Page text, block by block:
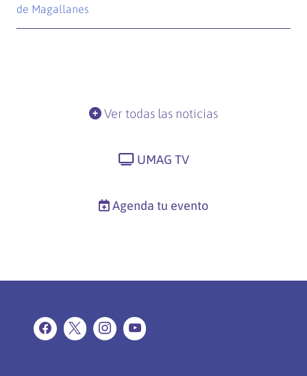
de Magallanes
Ver todas las noticias
UMAG TV
Agenda tu evento